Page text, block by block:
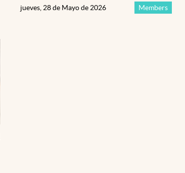
Members
jueves, 28 de Mayo de 2026